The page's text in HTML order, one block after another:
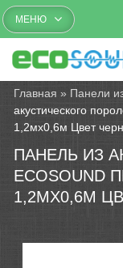
МЕНЮ
Главная » Панели
акустического
1,2мх0,6м Цвет
ПАНЕЛЬ ИЗ
ECOSOUND
1,2МХ0,6М